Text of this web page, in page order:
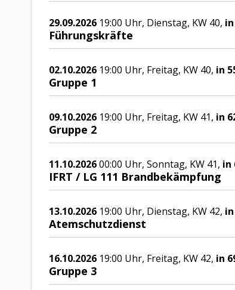
29.09.2026 19:00 Uhr, Dienstag, KW 40,
Führungskräfte
02.10.2026 19:00 Uhr, Freitag, KW 40, in
Gruppe 1
09.10.2026 19:00 Uhr, Freitag, KW 41, in
Gruppe 2
11.10.202600:00 Uhr, Sonntag, KW 41, in
IFRT / LG 111 Brandbekämpfung
13.10.2026 19:00 Uhr, Dienstag, KW 42,
Atemschutzdienst
16.10.2026 19:00 Uhr, Freitag, KW 42, in
Gruppe 3